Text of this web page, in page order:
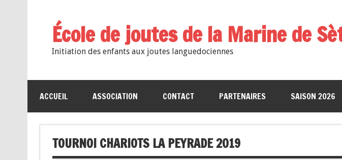
École de joutes de la Marine de
Initiation des enfants aux joutes languedociennes
ACCUEIL ASSOCIATION CONTACT PARTENAIRES SAISON 2026
TOURNOI CHARIOTS LA PEYRADE 2019